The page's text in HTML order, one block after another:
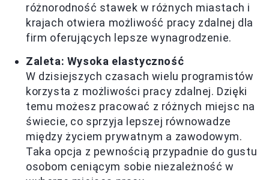
różnorodność stawek w różnych miastach i
krajach otwiera możliwość pracy zdalnej dla
firm oferujących lepsze wynagrodzenie.
Zaleta: Wysoka elastyczność
W dzisiejszych czasach wielu programistów
korzysta z możliwości pracy zdalnej. Dzięki
temu możesz pracować z różnych miejsc na
świecie, co sprzyja lepszej równowadze
między życiem prywatnym a zawodowym.
Taka opcja z pewnością przypadnie do gustu
osobom ceniącym sobie niezależność w